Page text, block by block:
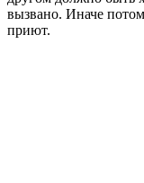
вызвано. Иначе
приют.